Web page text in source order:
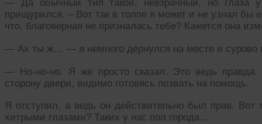
— Да обычный тип такой, невзрачный, но
прищурился. – Вот так в толпе я может и не узнал бы
что, благоверная не призналась тебе? Кажется она
— Ах ты ж… — я немного дёрнулся на месте и сурово
— Но-но-но. Я же просто сказал. Это ведь правда.
сторону двери, видимо готовясь позвать на помощь.
Я отступил, а ведь он действительно был прав. Вот
хитрыми глазами? Таких у нас пол города…